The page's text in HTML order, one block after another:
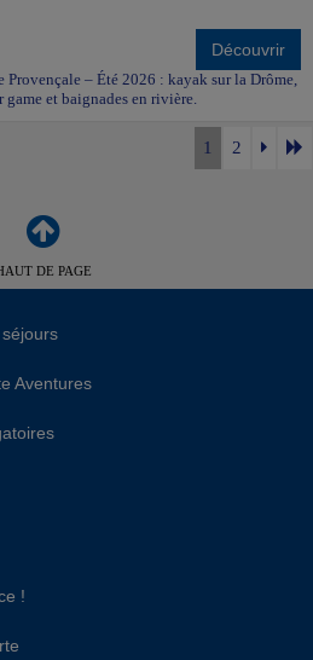
Découvrir
Provençale – Été 2026 : kayak sur la Drôme,
et baignades en rivière.
1 2
DE PAGE
Aventures
!